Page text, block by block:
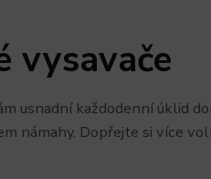
vysavače
usnadní každodenní úklid
námahy. Dopřejte si více